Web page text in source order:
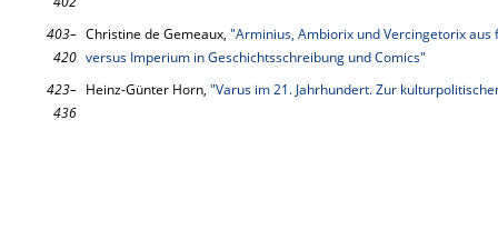
403–
420
Christine de Gemeaux, "Arminius, Ambiorix und Vercingetorix aus
versus Imperium in Geschichtsschreibung und Comics"
423–
436
Heinz-Günter Horn, "Varus im 21. Jahrhundert. Zur